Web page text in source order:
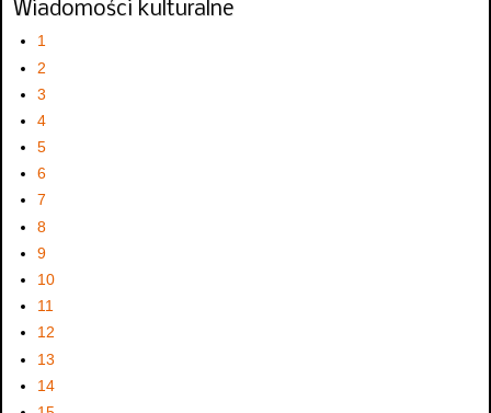
Wiadomości kulturalne
1
2
3
4
5
6
7
8
9
10
11
12
13
14